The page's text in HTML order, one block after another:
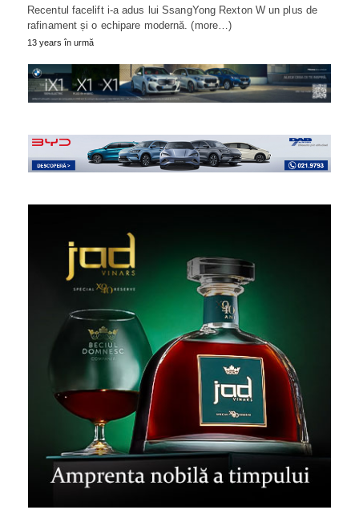
Recentul facelift i-a adus lui SsangYong Rexton W un plus de
rafinament și o echipare modernă. (more…)
13 years în urmă